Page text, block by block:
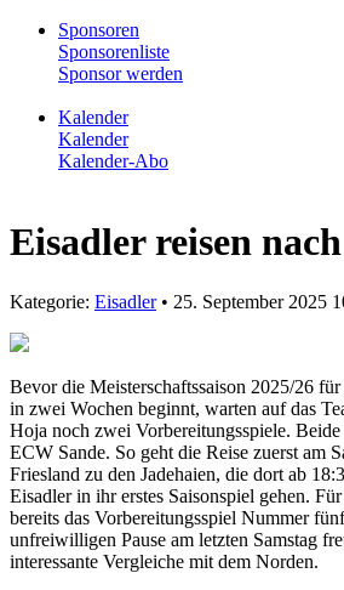
Sponsoren
Sponsorenliste
Sponsor werden
Kalender
Kalender
Kalender-Abo
Eisadler reisen
Kategorie: Eisadler• 25. September 2025
Bevor die Meisterschaftssaison 2025/26
in zwei Wochen beginnt, warten auf das
Hoja noch zwei Vorbereitungsspiele. Beide
ECW Sande. So geht die Reise zuerst am
Friesland zu den Jadehaien, die dort ab
Eisadler in ihr erstes Saisonspiel gehen.
bereits das Vorbereitungsspiel Nummer
unfreiwilligen Pause am letzten Samstag
interessante Vergleiche mit dem Norden.